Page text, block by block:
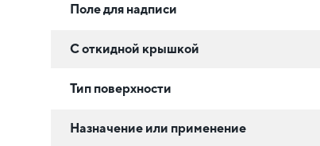
Поле для надписи
С откидной крышкой
Тип поверхности
Назначение или применение